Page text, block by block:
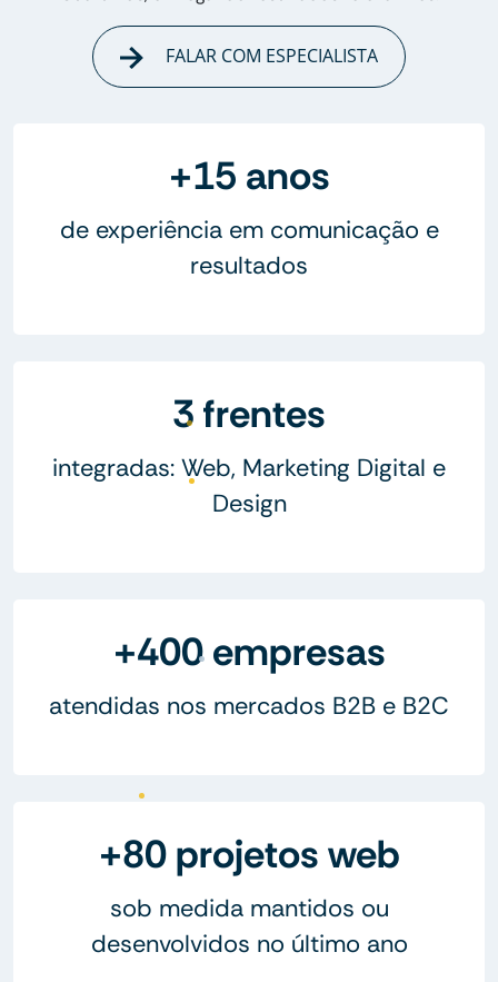
FALAR COM ESPECIALISTA
+15 anos
de experiência em comunicação e
resultados
3 frentes
integradas: Web, Marketing Digital e
Design
+400 empresas
atendidas nos mercados B2B e B2C
+80 projetos web
sob medida mantidos ou
desenvolvidos no último ano